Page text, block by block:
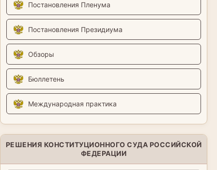
Постановления Пленума
Постановления Президиума
Обзоры
Бюллетень
Международная практика
РЕШЕНИЯ КОНСТИТУЦИОННОГО СУДА РОССИЙСКОЙ
ФЕДЕРАЦИИ